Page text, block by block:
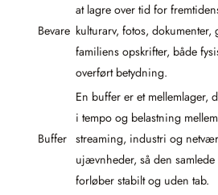
Bevare
at lagre over tid for
kulturarv, fotos,
familiens opskrifter, både
overført betydning.
Buffer
En buffer er et mellemlager,
i tempo og belastning
streaming, industri og
ujævnheder, så den
forløber stabilt og uden tab.